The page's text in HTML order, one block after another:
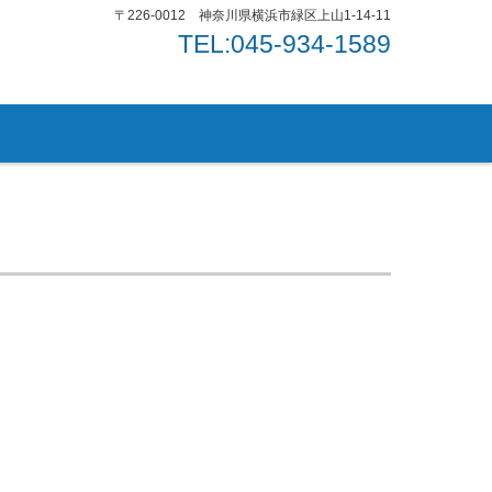
〒226-0012 神奈川県横浜市緑区上山1-14-11
TEL:045-934-1589